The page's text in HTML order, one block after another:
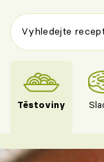
Těstoviny